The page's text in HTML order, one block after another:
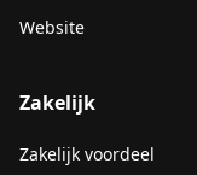
Website
Zakelijk
Zakelijk voordeel